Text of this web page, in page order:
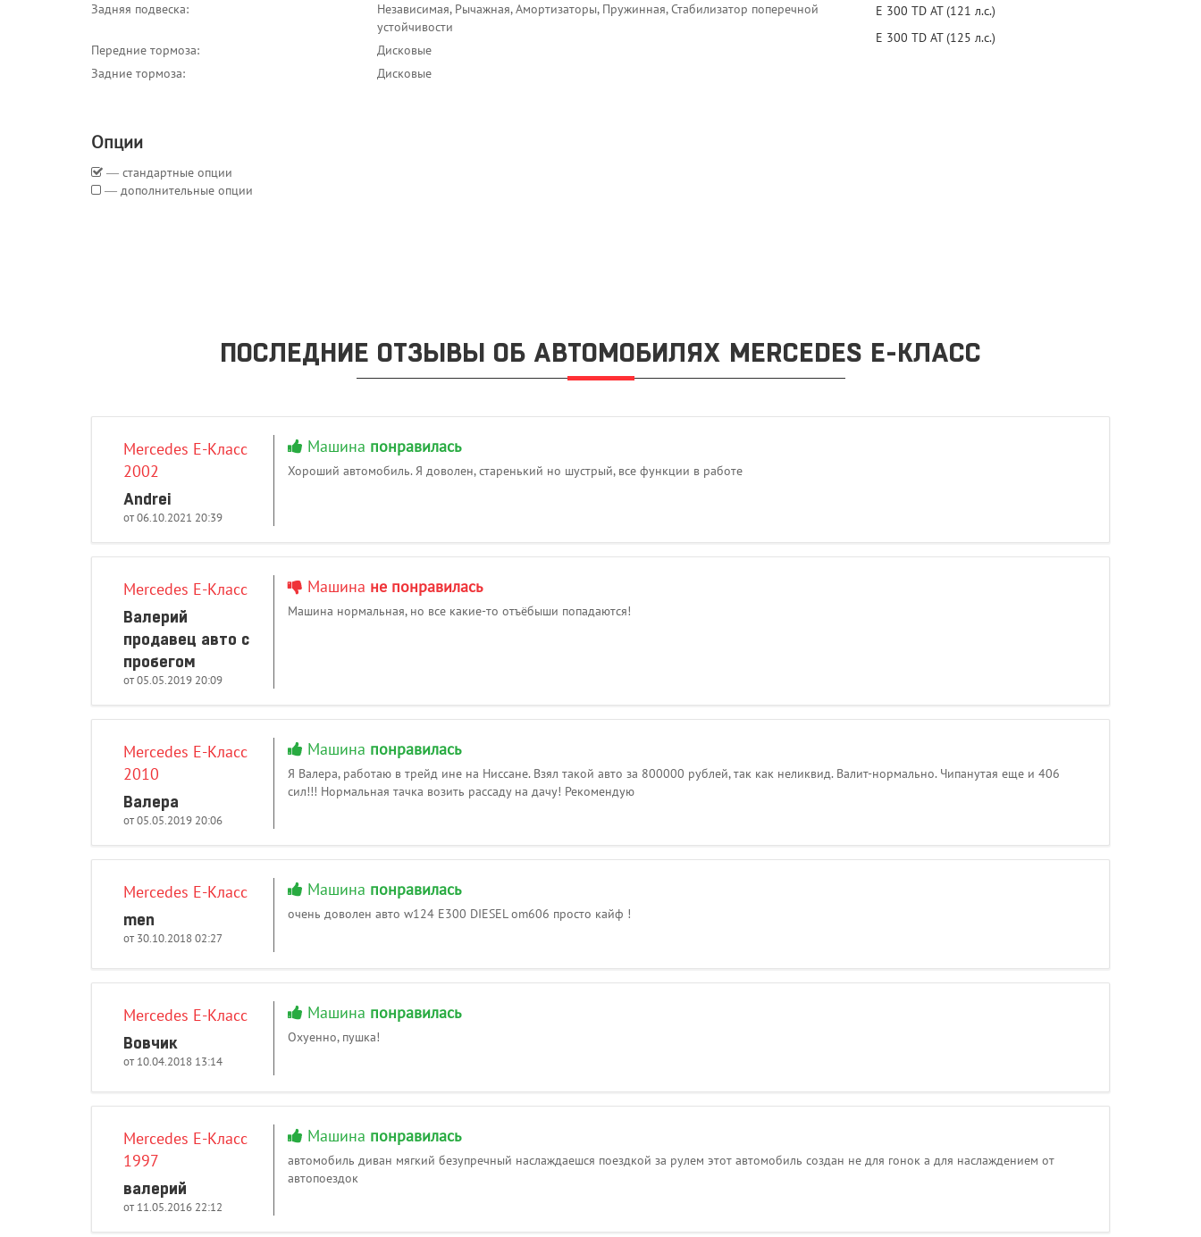
Задняя подвеска:
Независимая, Рычажная, Амортизаторы, Пружинная, Стабилизатор поперечной
устойчивости
Передние тормоза:
Дисковые
Задние тормоза:
Дисковые
Опции
― стандартные опции
― дополнительные опции
E 300 TD AT (121 л.с.)
E 300 TD AT (125 л.с.)
ПОСЛЕДНИЕ ОТЗЫВЫ ОБ АВТОМОБИЛЯХ MERCEDES E-КЛАСС
Mercedes E-Класс
2002
Andrei
от 06.10.2021 20:39
Машина понравилась
Хороший автомобиль. Я доволен, старенький но шустрый, все функции в работе
Mercedes E-Класс
Валерий
продавец авто с
пробегом
от 05.05.2019 20:09
Машина не понравилась
Машина нормальная, но все какие-то отъёбыши попадаются!
Mercedes E-Класс
2010
Валера
от 05.05.2019 20:06
Машина понравилась
Я Валера, работаю в трейд ине на Ниссане. Взял такой авто за 800000 рублей, так как неликвид. Валит-нормально. Чипанутая еще и 406
сил!!! Нормальная тачка возить рассаду на дачу! Рекомендую
Mercedes E-Класс
men
от 30.10.2018 02:27
Машина понравилась
очень доволен авто w124 E300 DIESEL om606 просто кайф !
Mercedes E-Класс
Вовчик
от 10.04.2018 13:14
Машина понравилась
Охуенно, пушка!
Mercedes E-Класс
1997
валерий
от 11.05.2016 22:12
Машина понравилась
автомобиль диван мягкий безупречный наслаждаешся поездкой за рулем этот автомобиль создан не для гонок а для наслаждением от
автопоездок